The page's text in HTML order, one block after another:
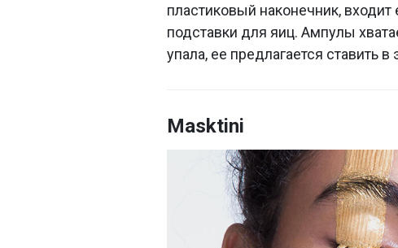
пластиковый наконечник,
подставки для яиц. Ампулы
упала, ее предлагается ставить
Masktini